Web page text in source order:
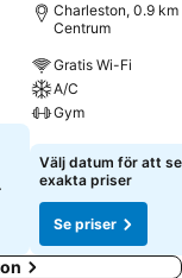
Charleston, 0.9
Centrum
Gratis Wi-Fi
A/C
Gym
Se priser
Välj datum för att se
exakta priser
Se priser